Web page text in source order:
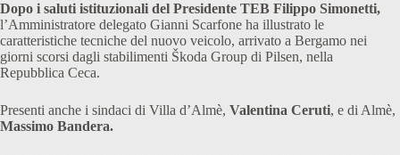
Dopo i saluti istituzionali del Presidente TEB Filippo Simonetti,
l’Amministratore delegato Gianni Scarfone ha illustrato le
caratteristiche tecniche del nuovo veicolo, arrivato a Bergamo nei
giorni scorsi dagli stabilimenti Škoda Group di Pilsen, nella
Repubblica Ceca.
Presenti anche i sindaci di Villa d’Almè, Valentina Ceruti, e di Almè,
Massimo Bandera.